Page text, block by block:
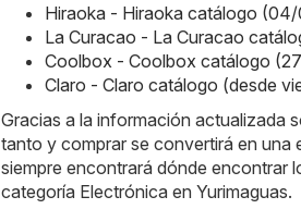
Hiraoka - Hiraoka catálogo
La Curacao - La Curacao
Coolbox - Coolbox catálogo
Claro - Claro catálogo (desde
Gracias a la información actualizada
tanto y comprar se convertirá en una
siempre encontrará dónde encontrar
categoría Electrónica en Yurimaguas.